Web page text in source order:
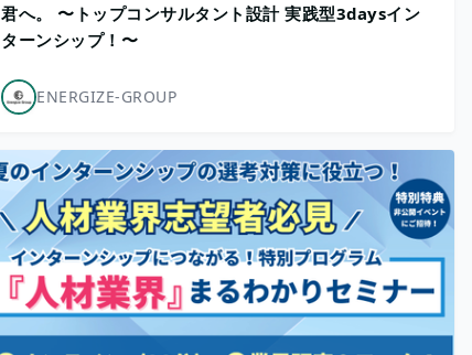
君へ。 〜トップコンサルタント設計 実践型3daysイン
ターンシップ！〜
ENERGIZE-GROUP